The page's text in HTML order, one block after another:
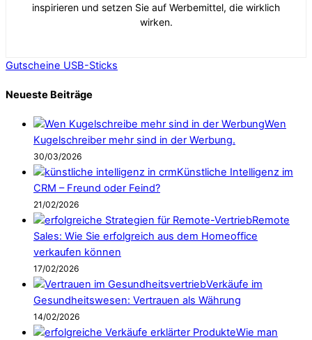
inspirieren und setzen Sie auf Werbemittel, die wirklich
wirken.
Gutscheine USB-Sticks
Neueste Beiträge
Wen
Kugelschreiber mehr sind in der Werbung.
30/03/2026
Künstliche Intelligenz im
CRM – Freund oder Feind?
21/02/2026
Remote
Sales: Wie Sie erfolgreich aus dem Homeoffice
verkaufen können
17/02/2026
Verkäufe im
Gesundheitswesen: Vertrauen als Währung
14/02/2026
Wie man